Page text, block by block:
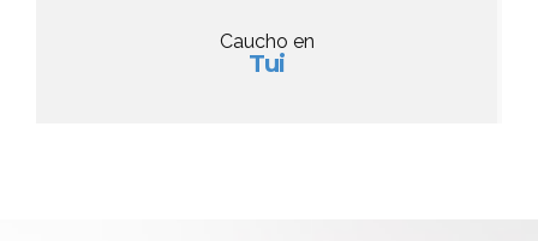
Caucho en
Tui